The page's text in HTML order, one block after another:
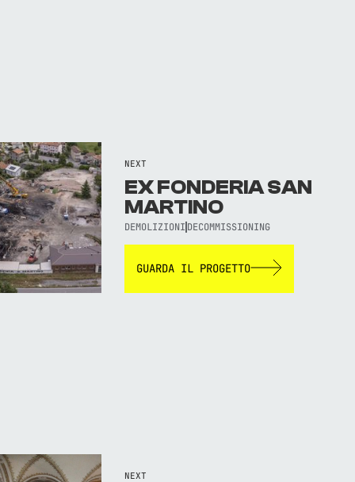
NEXT
EX FONDERIA SAN
MARTINO
DEMOLIZIONI DECOMMISSIONING
GUARDA IL PROGETTO
NEXT